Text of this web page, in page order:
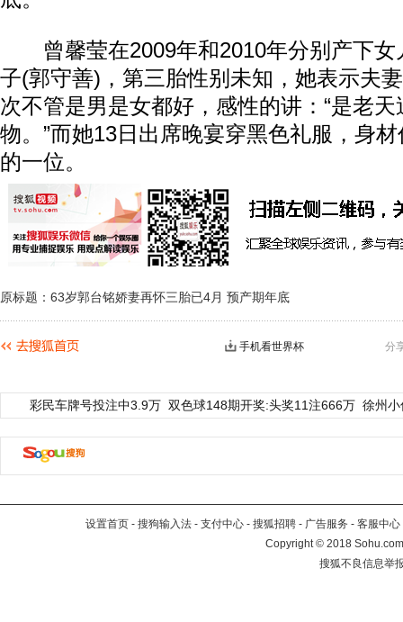
曾馨莹在2009年和2010年分别产下女
子(郭守善)，第三胎性别未知，她表示夫
次不管是男是女都好，感性的讲：“是老
物。”而她13日出席晚宴穿黑色礼服，身
的一位。
原标题：63岁郭台铭娇妻再怀三胎已4月 预产期年底
分
手机看世界杯
彩民车牌号投注中3.9万 双色球148期开奖:头奖11注666万 徐州
设置首页 - 搜狗输入法 - 支付中心 - 搜狐招聘 - 广告服务 - 客服中心
Copyright©2018
搜狐不良信息举